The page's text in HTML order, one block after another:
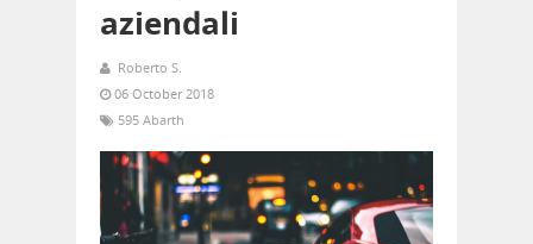
aziendali
Roberto S.
06 October 2018
595 Abarth